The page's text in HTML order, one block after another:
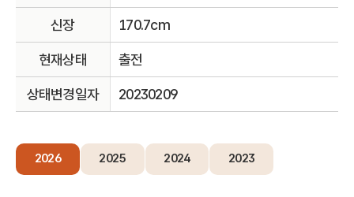
신장 170.7cm
현재상태 출전
상태변경일자 20230209
2026 2025 2024 2023